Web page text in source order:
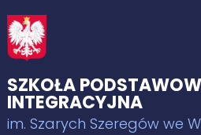
SZKOŁA
INTEGRACYJNA
im. Szarych Szeregów we